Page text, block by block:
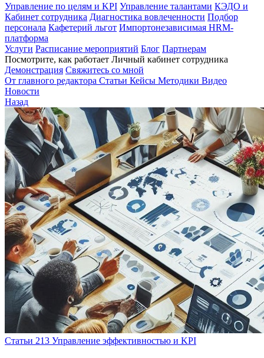
Управление по целям и KPI Управление талантами КЭДО и
Кабинет сотрудника Диагностика вовлеченности Подбор
персонала Кафетерий льгот Импортонезависимая HRM-
платформа
Услуги Расписание мероприятий Блог Партнерам
Посмотрите, как работает Личный кабинет сотрудника
Демонстрация Свяжитесь со мной
От главного редактора Статьи Кейсы Методики Видео
Новости
Назад
Статьи 213 Управление эффективностью и KPI